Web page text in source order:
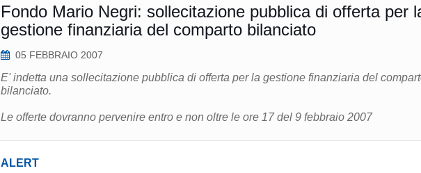
Fondo Mario Negri: sollecitazione pubblica di offerta per
gestione finanziaria del comparto bilanciato
05 FEBBRAIO 2007
E' indetta una sollecitazione pubblica di offerta per la gestione finanziaria del
bilanciato.
Le offerte dovranno pervenire entro e non oltre le ore 17 del 9 febbraio 2007
ALERT